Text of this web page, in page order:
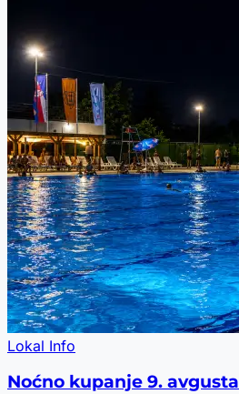
Lokal Info
Noćno kupanje 9. avgusta